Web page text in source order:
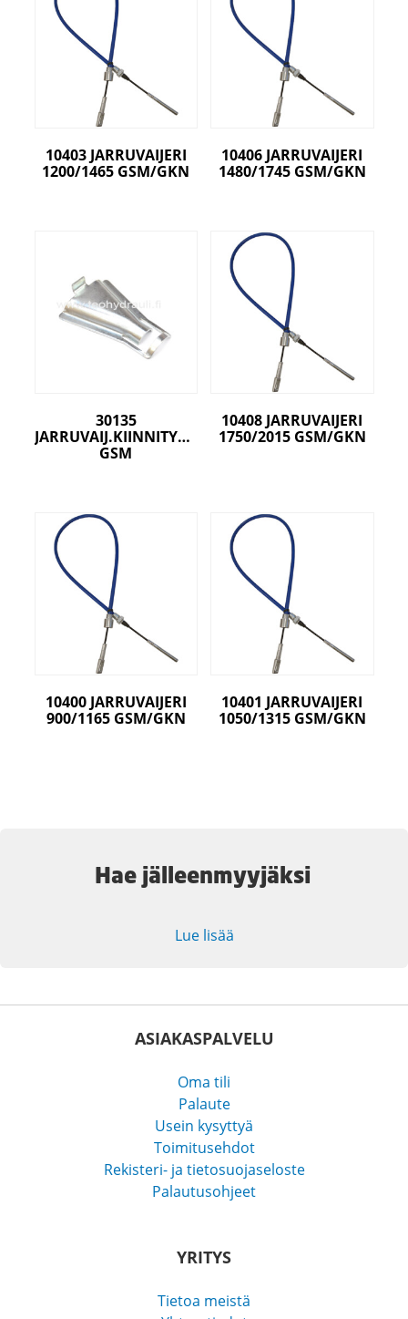
10403 JARRUVAIJERI
1200/1465 GSM/GKN
10406 JARRUVAIJERI
1480/1745 GSM/GKN
30135
JARRUVAIJ.KIINNITYSPELTI
GSM
10408 JARRUVAIJERI
1750/2015 GSM/GKN
10400 JARRUVAIJERI
900/1165 GSM/GKN
10401 JARRUVAIJERI
1050/1315 GSM/GKN
Hae jälleenmyyjäksi
Lue lisää
ASIAKASPALVELU
Oma tili
Palaute
Usein kysyttyä
Toimitusehdot
Rekisteri- ja tietosuojaseloste
Palautusohjeet
YRITYS
Tietoa meistä